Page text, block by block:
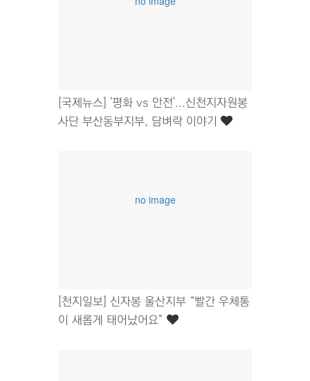
[국제뉴스] '평화 vs 안전'...신천지자원봉
사단 부산동부지부, 담벼락 이야기
no image
[천지일보] 신자봉 울산지부 “빨간 우체통
이 새롭게 태어났어요”